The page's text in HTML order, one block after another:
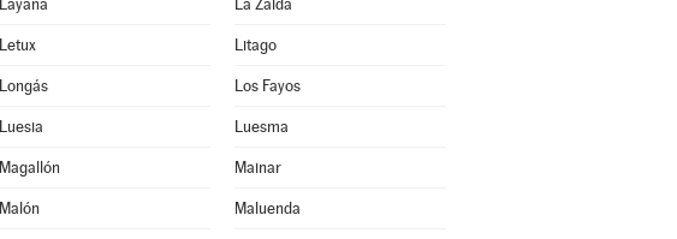
Layana La Zaida
Letux Litago
Longás Los Fayos
Luesia Luesma
Magallón Mainar
Malón Maluenda